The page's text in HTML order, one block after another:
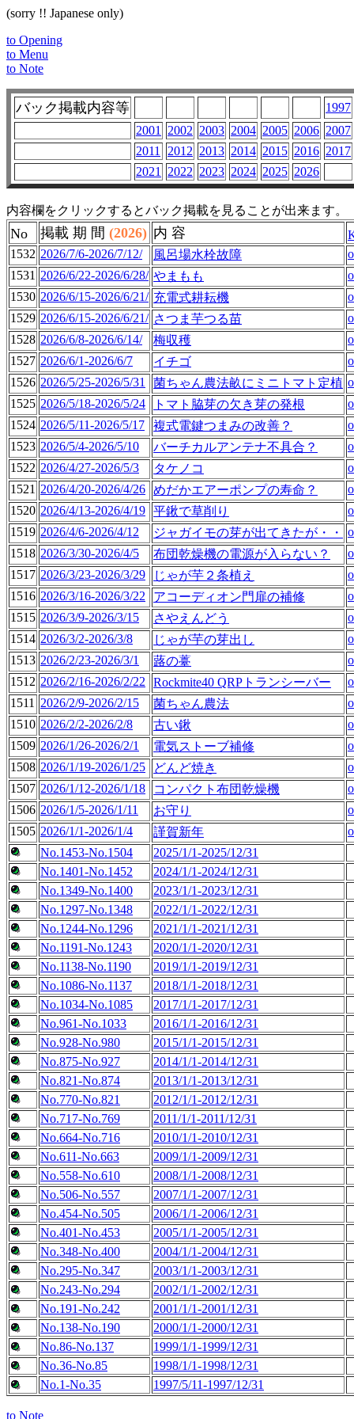
(sorry !! Japanese only)
to Opening
to Menu
to Note
バック掲載内容等
1997
2001
2002 2003 2004 2005 2006 2007
2011
2012 2013 2014 2015 2016 2017
2021
2022 2023 2024 2025 2026
内容欄をクリックするとバック掲載を見ることが出来ます。
No 掲載 期 間 (2026) 内 容
1532 2026/7/6-2026/7/12/ 風呂場水栓故障
1531 2026/6/22-2026/6/28/ やまもも
1530 2026/6/15-2026/6/21/ 充電式耕耘機
1529 2026/6/15-2026/6/21/ さつま芋つる苗
1528 2026/6/8-2026/6/14/ 梅収穫
1527 2026/6/1-2026/6/7 イチゴ
1526 2026/5/25-2026/5/31 菌ちゃん農法畝にミニトマト定植
1525 2026/5/18-2026/5/24 トマト脇芽の欠き芽の発根
1524 2026/5/11-2026/5/17 複式電鍵つまみの改善？
1523 2026/5/4-2026/5/10 バーチカルアンテナ不具合？
1522 2026/4/27-2026/5/3 タケノコ
1521 2026/4/20-2026/4/26 めだかエアーポンプの寿命？
1520 2026/4/13-2026/4/19 平鍬で草削り
1519 2026/4/6-2026/4/12 ジャガイモの芽が出てきたが・・
1518 2026/3/30-2026/4/5 布団乾燥機の電源が入らない？
1517 2026/3/23-2026/3/29 じゃが芋２条植え
1516 2026/3/16-2026/3/22 アコーディオン門扉の補修
1515 2026/3/9-2026/3/15 さやえんどう
1514 2026/3/2-2026/3/8 じゃが芋の芽出し
1513 2026/2/23-2026/3/1 蕗の薹
1512 2026/2/16-2026/2/22 Rockmite40 QRPトランシーバー
1511
2026/2/9-2026/2/15 菌ちゃん農法
1510 2026/2/2-2026/2/8 古い鍬
1509 2026/1/26-2026/2/1 電気ストーブ補修
1508 2026/1/19-2026/1/25 どんど焼き
1507 2026/1/12-2026/1/18 コンパクト布団乾燥機
1506 2026/1/5-2026/1/11 お守り
1505 2026/1/1-2026/1/4 謹賀新年
No.1453-No.1504
2025/1/1-2025/12/31
No.1401-No.1452
2024/1/1-2024/12/31
No.1349-No.1400
2023/1/1-2023/12/31
No.1297-No.1348
2022/1/1-2022/12/31
No.1244-No.1296
2021/1/1-2021/12/31
No.1191-No.1243
2020/1/1-2020/12/31
No.1138-No.1190
2019/1/1-2019/12/31
No.1086-No.1137
2018/1/1-2018/12/31
No.1034-No.1085
2017/1/1-2017/12/31
No.961-No.1033
2016/1/1-2016/12/31
No.928-No.980
2015/1/1-2015/12/31
No.875-No.927
2014/1/1-2014/12/31
No.821-No.874
2013/1/1-2013/12/31
No.770-No.821
2012/1/1-2012/12/31
No.717-No.769
2011/1/1-2011/12/31
No.664-No.716
2010/1/1-2010/12/31
No.611-No.663
2009/1/1-2009/12/31
No.558-No.610
2008/1/1-2008/12/31
No.506-No.557
2007/1/1-2007/12/31
No.454-No.505
2006/1/1-2006/12/31
No.401-No.453
2005/1/1-2005/12/31
No.348-No.400
2004/1/1-2004/12/31
No.295-No.347
2003/1/1-2003/12/31
No.243-No.294
2002/1/1-2002/12/31
No.191-No.242
2001/1/1-2001/12/31
No.138-No.190
2000/1/1-2000/12/31
No.86-No.137
1999/1/1-1999/12/31
No.36-No.85
1998/1/1-1998/12/31
No.1-No.35
1997/5/11-1997/12/31
to Note